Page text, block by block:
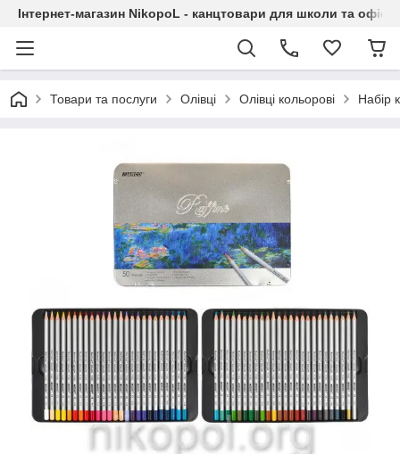
Інтернет-магазин NikopoL - канцтовари для школи та офісу
Товари та послуги Олівці Олівці кольорові Набір